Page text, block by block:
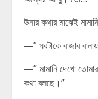
উনার কথার মাঝেই
—” ঘরটাকে বাজার
—” মামানি দেখো তোমার
কথা বলছে।”